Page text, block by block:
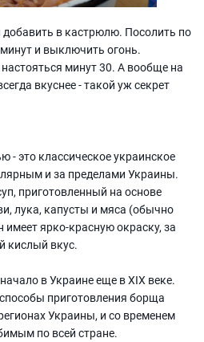
в кастрюлю. Посолить по
и выключить огонь.
минут 30. А вообще на
вкуснее - такой уж секрет
- это классическое украинское
и за пределами Украины.
приготовленный на основе
лука, капусты и мяса (обычно
ярко-красную окраску, за
кислый вкус.
в Украине еще в XIX веке.
приготовления борща
Украины, и со временем
по всей стране.